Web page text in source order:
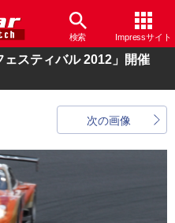
検索 Impressサイト
ェスティバル 2012」開催
次の画像